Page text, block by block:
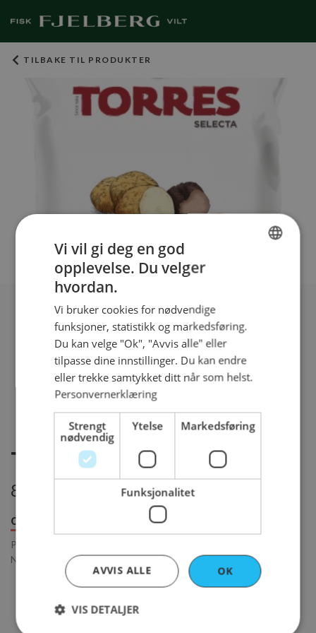
TILBAKE TIL PRODUKTER
Torres trøffelchips
88 kr per pose
Om produktet
Bestillingsfrister
Premium chips fra Torres med svart trøffel.
Nettovekt: 125g
Vi vil gi deg en god
opplevelse. Du velger
hvordan.
Vi bruker cookies for nødvendige
funksjoner, statistikk og markedsføring.
Du kan velge "Ok", "Avvis alle" eller
tilpasse dine innstillinger. Du kan endre
eller trekke samtykket ditt når som helst.
Personvernerklæring
Strengt
nødvendig
Ytelse Markedsføring
Funksjonalitet
OK
AVVIS ALLE
VIS DETALJER